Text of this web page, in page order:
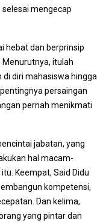
mengecap
hebat dan berprinsip
itulah
diri mahasiswa hingga
persaingan
pernah menikmati
jabatan, yang
hal macam-
Keempat, Said Didu
kompetensi,
Dan kelima,
yang pintar dan